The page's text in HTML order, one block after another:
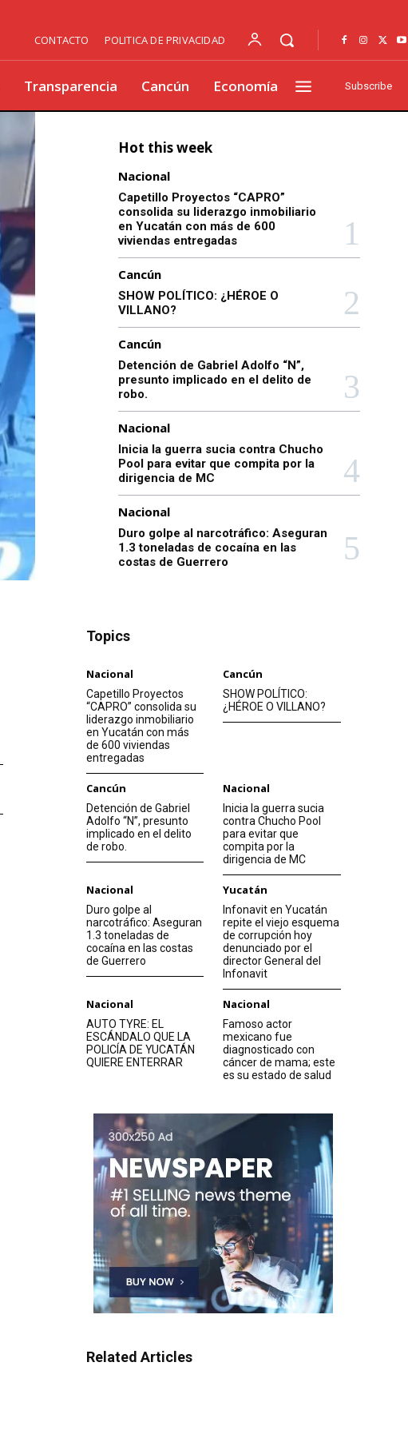
CONTACTO POLITICA DE PRIVACIDAD
Transparencia Cancún Economía Subscribe
Hot this week
Nacional
Capetillo Proyectos “CAPRO”
consolida su liderazgo inmobiliario
en Yucatán con más de 600
viviendas entregadas
Cancún
SHOW POLÍTICO: ¿HÉROE O
VILLANO?
Cancún
Detención de Gabriel Adolfo “N”,
presunto implicado en el delito de
robo.
Nacional
Inicia la guerra sucia contra Chucho
Pool para evitar que compita por la
dirigencia de MC
Nacional
Duro golpe al narcotráfico: Aseguran
1.3 toneladas de cocaína en las
costas de Guerrero
Topics
Nacional
Capetillo Proyectos
“CAPRO” consolida su
liderazgo inmobiliario
en Yucatán con más
de 600 viviendas
entregadas
Cancún
SHOW POLÍTICO:
¿HÉROE O VILLANO?
Cancún
Detención de Gabriel
Adolfo “N”, presunto
implicado en el delito
de robo.
Nacional
Inicia la guerra sucia
contra Chucho Pool
para evitar que
compita por la
dirigencia de MC
Nacional
Duro golpe al
narcotráfico: Aseguran
1.3 toneladas de
cocaína en las costas
de Guerrero
Yucatán
Infonavit en Yucatán
repite el viejo esquema
de corrupción hoy
denunciado por el
director General del
Infonavit
Nacional
AUTO TYRE: EL
ESCÁNDALO QUE LA
POLICÍA DE YUCATÁN
QUIERE ENTERRAR
Nacional
Famoso actor
mexicano fue
diagnosticado con
cáncer de mama; este
es su estado de salud
Related Articles